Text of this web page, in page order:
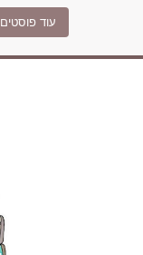
עוד פוסטים